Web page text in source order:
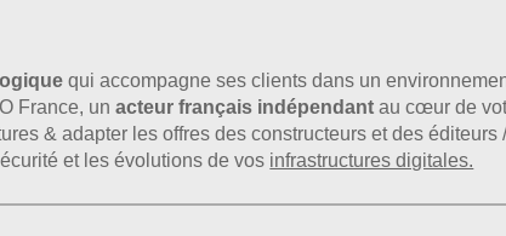
qui accompagne ses clients dans un
France, unacteur français indépendant au cœur de
& adapter les offres des constructeurs et des
et les évolutions de vos infrastructures digitales.